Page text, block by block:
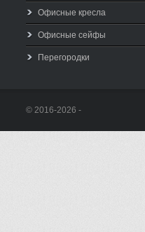
Офисные кресла
Офисные сейфы
Перегородки
© 2016-2026 -